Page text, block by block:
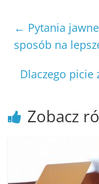
← Pytania
sposób na
Dlaczego picie
Zobacz